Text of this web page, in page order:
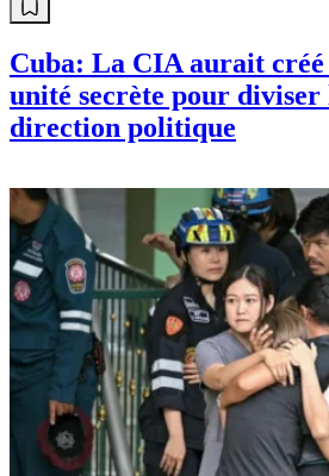
Cuba: La CIA aurait créé
unité secrète pour diviser
direction politique